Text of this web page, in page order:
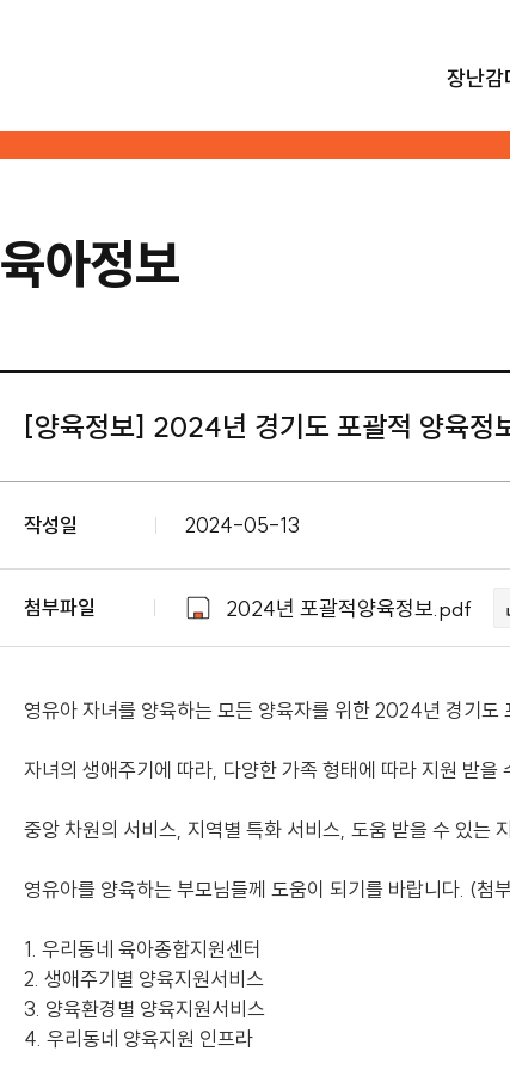
장난감
육아정보
[양육정보] 2024년 경기도 포괄적 양육정
작성일 2024-05-13
첨부파일 2024년 포괄적양육정보.pdf
영유아 자녀를 양육하는 모든 양육자를 위한 2024년 경기도
자녀의 생애주기에 따라, 다양한 가족 형태에 따라 지원 받을
중앙 차원의 서비스, 지역별 특화 서비스, 도움 받을 수 있는
영유아를 양육하는 부모님들께 도움이 되기를 바랍니다. (첨
1. 우리동네 육아종합지원센터
2. 생애주기별 양육지원서비스
3. 양육환경별 양육지원서비스
4. 우리동네 양육지원 인프라